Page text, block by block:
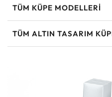
TÜM KÜPE MODELLERI
TÜM ALTIN TASARIM